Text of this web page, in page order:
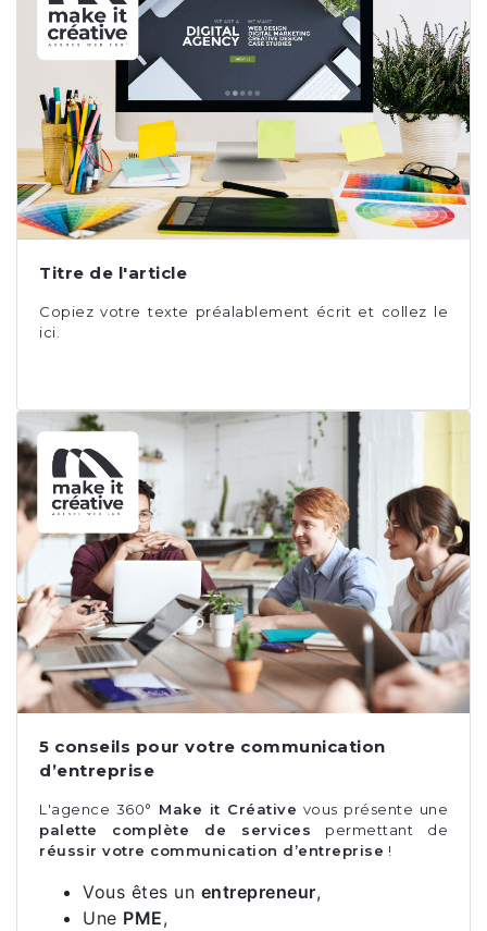
Titre de l'article
Copiez votre texte préalablement écrit et collez le
ici.
5 conseils pour votre communication
d’entreprise
L'agence 360° Make it Créative vous présente une
palette complète de services permettant de
réussir votre communication d’entreprise !
Vous êtes un entrepreneur,
Une PME,